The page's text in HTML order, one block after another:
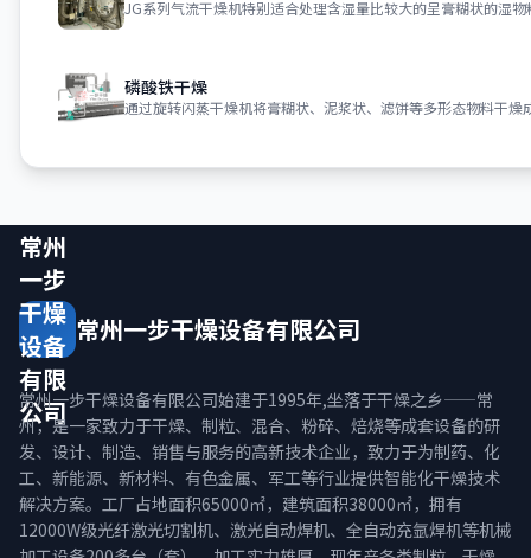
磷酸铁干燥
常州
一步
干燥
设备
有限
公司
常州一步干燥设备有限公司
常州一步干燥设备有限公司始建于1995年,坐落于干燥之乡——常
州，是一家致力于干燥、制粒、混合、粉碎、焙烧等成套设备的研
发、设计、制造、销售与服务的高新技术企业，致力于为制药、化
工、新能源、新材料、有色金属、军工等行业提供智能化干燥技术
解决方案。工厂占地面积65000㎡，建筑面积38000㎡，拥有
12000W级光纤激光切割机、激光自动焊机、全自动充氩焊机等机械